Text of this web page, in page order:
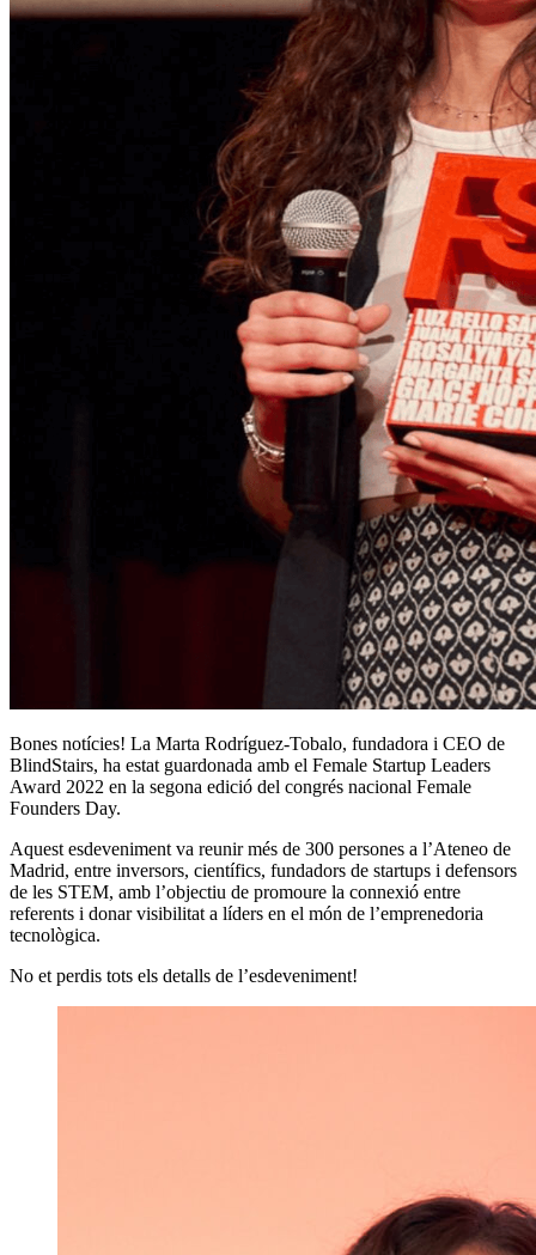
Bones notícies! La Marta Rodríguez-Tobalo, fundadora i CEO de
BlindStairs, ha estat guardonada amb el Female Startup Leaders
Award 2022 en la segona edició del congrés nacional Female
Founders Day.
Aquest esdeveniment va reunir més de 300 persones a l’Ateneo de
Madrid, entre inversors, científics, fundadors de startups i defensors
de les STEM, amb l’objectiu de promoure la connexió entre
referents i donar visibilitat a líders en el món de l’emprenedoria
tecnològica.
No et perdis tots els detalls de l’esdeveniment!